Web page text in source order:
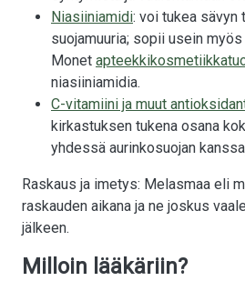
Niasiiniamidi: voi tukea sävyn
suojamuuria; sopii usein
Monet
niasiiniamidia.
C-vitamiini ja muut
kirkastuksen tukena osana
yhdessä aurinkosuojan
Raskaus ja imetys: Melasmaa eli
raskauden aikana ja ne joskus
jälkeen.
Milloin lääkäriin?